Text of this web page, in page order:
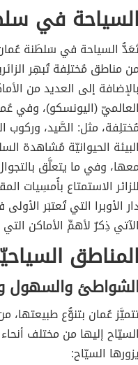
السياحة في
السياحة في سَلطَنة
من مناطق مُختلِفة تُبهِر
بالإضافة إلى العديد من
العالميّ (اليونسكو)، وفي
مُختلِفة، مثل: الصَّيد، وركوب
البيئة الحيوانيّة مُشاهدة
معها، وفي ما يتعلَّق
للزائر الاستمتاع بأُمسِيات
الأوبرا التي تُعتبَر
الآتي ذِكرٌ لأهمِّ الأماكن
المناطق
الشواطئ والسهول
عُمان بتنوُّع
السيّاح إليها من مختلف
يزورها السيّاح: